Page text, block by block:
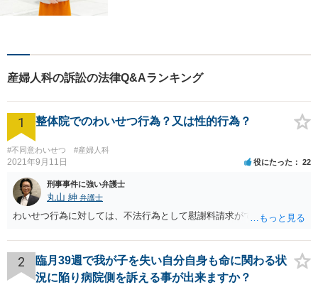
致します。どんなお悩みで
も、ご相談ください。【キッ
ズスペースあり】
産婦人科の訴訟の法律Q&Aランキング
1 整体院でのわいせつ行為？又は性的行為？
#不同意わいせつ #産婦人科
2021年9月11日 役にたった 22
刑事事件に強い弁護士
丸山 紳 弁護士
わいせつ行為に対しては、不法行為として慰謝料請求ができます。
2
臨月39週で我が子を失い自分自身も命に関わる状
況に陥り病院側を訴える事が出来ますか？